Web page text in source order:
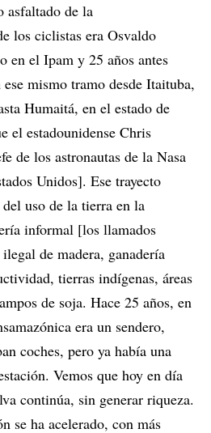
asfaltado de la
los ciclistas era Osvaldo
en el Ipam y 25 años antes
mismo tramo desde Itaituba,
Humaitá, en el estado de
el estadounidense Chris
de los astronautas de la Nasa
Unidos]. Ese trayecto
uso de la tierra en la
informal [los llamados
de madera, ganadería
tierras indígenas, áreas
de soja. Hace 25 años, en
era un sendero,
coches, pero ya había una
Vemos que hoy en día
continúa, sin generar riqueza.
se ha acelerado, con más